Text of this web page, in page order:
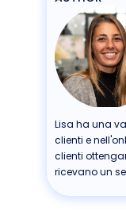
Lisa ha una
clienti e
clienti
ricevano un